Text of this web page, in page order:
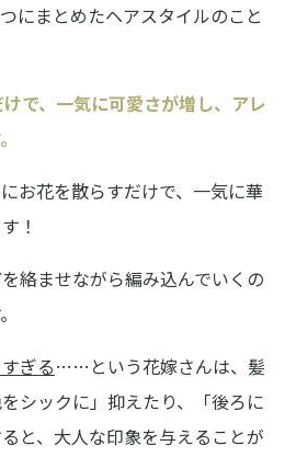
にまとめたヘアスタイルのこと
で、一気に可愛さが増し、アレ
お花を散らすだけで、一気に華
！
絡ませながら編み込んでいくの
ぎる……という花嫁さんは、髪
シックに」抑えたり、「後ろに
と、大人な印象を与えることが